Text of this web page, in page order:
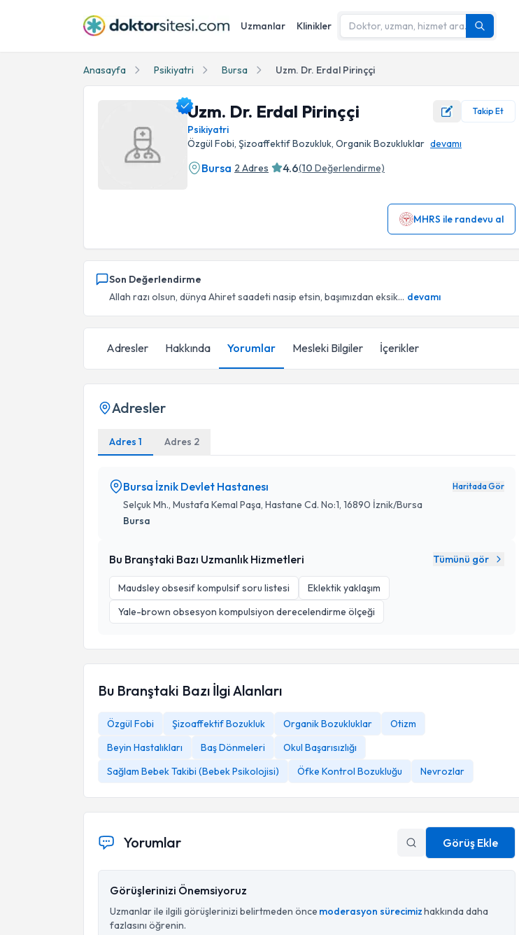
Uzmanlar Klinikler
Anasayfa Psikiyatri Bursa Uzm. Dr. Erdal Pirinççi
Uzm. Dr. Erdal Pirinççi Takip Et
Psikiyatri
Özgül Fobi, Şizoaffektif Bozukluk, Organik Bozukluklar devamı
Bursa 2 Adres 4.6(10 Değerlendirme)
MHRS ile randevu al
Son Değerlendirme
Allah razı olsun, dünya Ahiret saadeti nasip etsin, başımızdan eksik... devamı
Adresler Hakkında Yorumlar Mesleki Bilgiler İçerikler
Adresler
Adres 1 Adres 2
Bursa İznik Devlet Hastanesı Haritada Gör
Selçuk Mh., Mustafa Kemal Paşa, Hastane Cd. No:1, 16890 İznik/Bursa
Bursa
Bu Branştaki Bazı Uzmanlık Hizmetleri Tümünü gör
Maudsley obsesif kompulsif soru listesi
Eklektik yaklaşım
Yale-brown obsesyon kompulsiyon derecelendirme ölçeği
Bu Branştaki Bazı İlgi Alanları
Özgül Fobi Şizoaffektif Bozukluk Organik Bozukluklar
Otizm
Beyin Hastalıkları
Baş Dönmeleri
Okul Başarısızlığı
Sağlam Bebek Takibi (Bebek Psikolojisi)
Öfke Kontrol Bozukluğu Nevrozlar
Yorumlar Görüş Ekle
Görüşlerinizi Önemsiyoruz
Uzmanlar ile ilgili görüşlerinizi belirtmeden önce moderasyon sürecimizhakkında daha
fazlasını öğrenin.